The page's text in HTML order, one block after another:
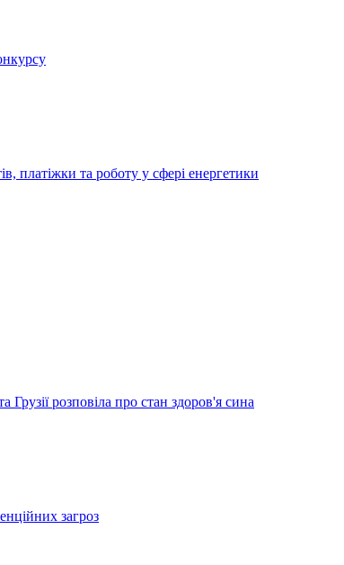
платіжки та роботу у сфері енергетики
розповіла про стан здоров'я сина
загроз